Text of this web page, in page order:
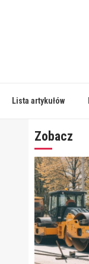
Lista artykułów
Zobacz